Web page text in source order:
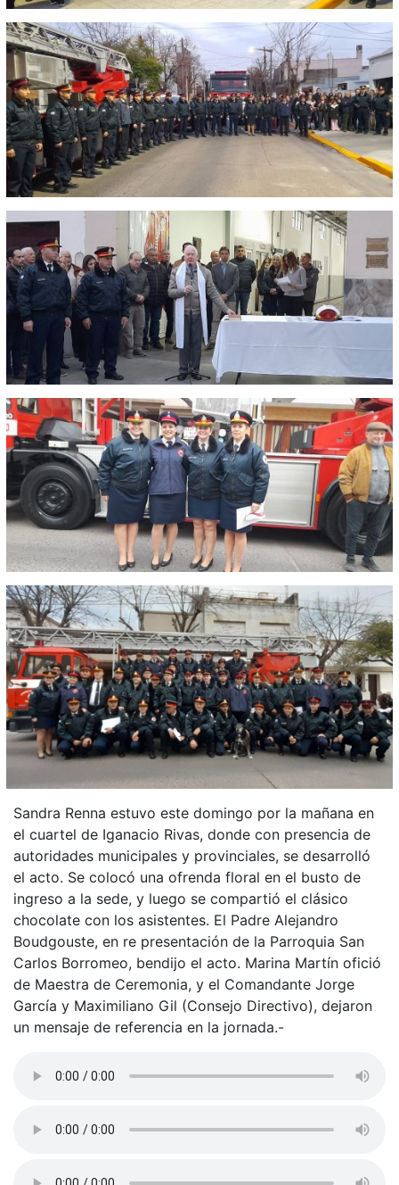
Sandra Renna estuvo este domingo por la mañana en
el cuartel de Iganacio Rivas, donde con presencia de
autoridades municipales y provinciales, se desarrolló
el acto. Se colocó una ofrenda floral en el busto de
ingreso a la sede, y luego se compartió el clásico
chocolate con los asistentes. El Padre Alejandro
Boudgouste, en re presentación de la Parroquia San
Carlos Borromeo, bendijo el acto. Marina Martín ofició
de Maestra de Ceremonia, y el Comandante Jorge
García y Maximiliano Gil (Consejo Directivo), dejaron
un mensaje de referencia en la jornada.-